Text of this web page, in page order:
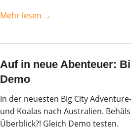
Mehr lesen →
Auf in neue Abenteuer:
Demo
In der neuesten Big City
und Koalas nach Australien.
Überblick?! Gleich Demo testen.